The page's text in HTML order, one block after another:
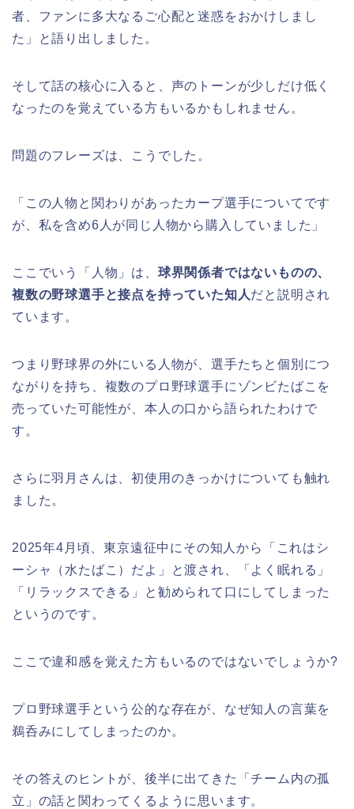
者、ファンに多大なるご心配と迷惑をおかけしまし
た」と語り出しました。
そして話の核心に入ると、声のトーンが少しだけ低く
なったのを覚えている方もいるかもしれません。
問題のフレーズは、こうでした。
「この人物と関わりがあったカープ選手についてです
が、私を含め6人が同じ人物から購入していました」
ここでいう「人物」は、 球界関係者ではないものの、
複数の野球選手と接点を持っていた知人だと説明され
ています。
つまり野球界の外にいる人物が、選手たちと個別につ
ながりを持ち、複数のプロ野球選手にゾンビたばこを
売っていた可能性が、本人の口から語られたわけで
す。
さらに羽月さんは、初使用のきっかけについても触れ
ました。
2025年4月頃、東京遠征中にその知人から「これはシ
ーシャ（水たばこ）だよ」と渡され、「よく眠れる」
「リラックスできる」と勧められて口にしてしまった
というのです。
ここで違和感を覚えた方もいるのではないでしょうか?
プロ野球選手という公的な存在が、なぜ知人の言葉を
鵜呑みにしてしまったのか。
その答えのヒントが、後半に出てきた「チーム内の孤
立」の話と関わってくるように思います。